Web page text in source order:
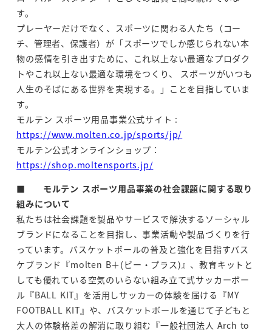
す。
プレーヤーだけでなく、スポーツに関わる人たち（コー
チ、管理者、保護者）が「スポーツでしか感じられない本
物の感情を引き出すために、これ以上ない最適なプロダク
トやこれ以上ない最適な環境をつくり、 スポーツがいつも
人生のそばにある世界を実現する。」ことを目指していま
す。
モルテン スポーツ用品事業公式サイト :
https://www.molten.co.jp/sports/jp/
モルテン公式オンラインショップ：
https://shop.moltensports.jp/
■ モルテン スポーツ用品事業の社会課題に関する取り
組みについて
私たちは社会課題を製品やサービスで解決するソーシャル
ブランドになることを目指し、事業活動や製品づくりを行
っています。バスケットボールの普及と強化を目指すバス
ケブランド『molten B＋(ビー・プラス)』、教育キットと
しても優れている空気のいらない組み立て式サッカーボー
ル『BALL KIT』を活用しサッカーの体験を届ける『MY
FOOTBALL KIT』や、バスケットボールを通じて子どもと
大人の体験格差の解消に取り組む『一般社団法人 Arch to